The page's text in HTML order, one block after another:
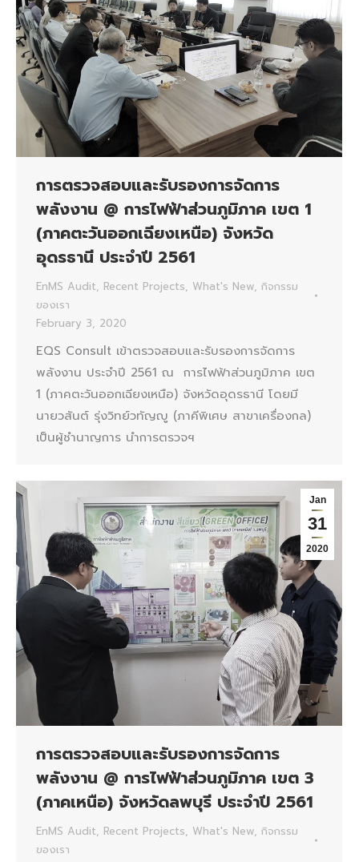
การตรวจสอบและรับรองการจัดการ
พลังงาน @ การไฟฟ้าส่วนภูมิภาค เขต 1
(ภาคตะวันออกเฉียงเหนือ) จังหวัด
อุดรธานี ประจำปี 2561
EnMS Audit, Recent Projects, What's New, กิจกรรม
ของเรา
February 3, 2020
EQS Consult เข้าตรวจสอบและรับรองการจัดการ
พลังงาน ประจำปี 2561 ณ การไฟฟ้าส่วนภูมิภาค เขต
1 (ภาคตะวันออกเฉียงเหนือ) จังหวัดอุดรธานี โดยมี
นายวสันต์ รุ่งวิทย์วทัญญู (ภาคีพิเศษ สาขาเครื่องกล)
เป็นผู้ชำนาญการ นำการตรวจฯ
Jan
31
2020
การตรวจสอบและรับรองการจัดการ
พลังงาน @ การไฟฟ้าส่วนภูมิภาค เขต 3
(ภาคเหนือ) จังหวัดลพบุรี ประจำปี 2561
EnMS Audit, Recent Projects, What's New, กิจกรรม
ของเรา